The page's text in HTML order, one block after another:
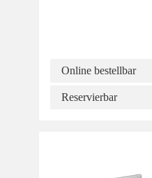
Online bestellbar
Reservierbar